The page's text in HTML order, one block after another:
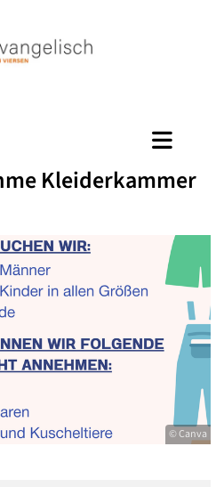
Kleiderkammer
© Canva